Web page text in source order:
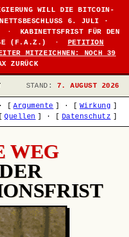
WILL DIE BITCOIN-
6. JULI ·
·
KABINETTSFRIST FÜR DEN
(F.A.Z.)
·
PETITION
MITZEICHNEN: NOCH 39
ZURÜCK
STAND: 7. AUGUST 2026
· Argumente · Wirkung
Quellen · Datenschutz
WEG